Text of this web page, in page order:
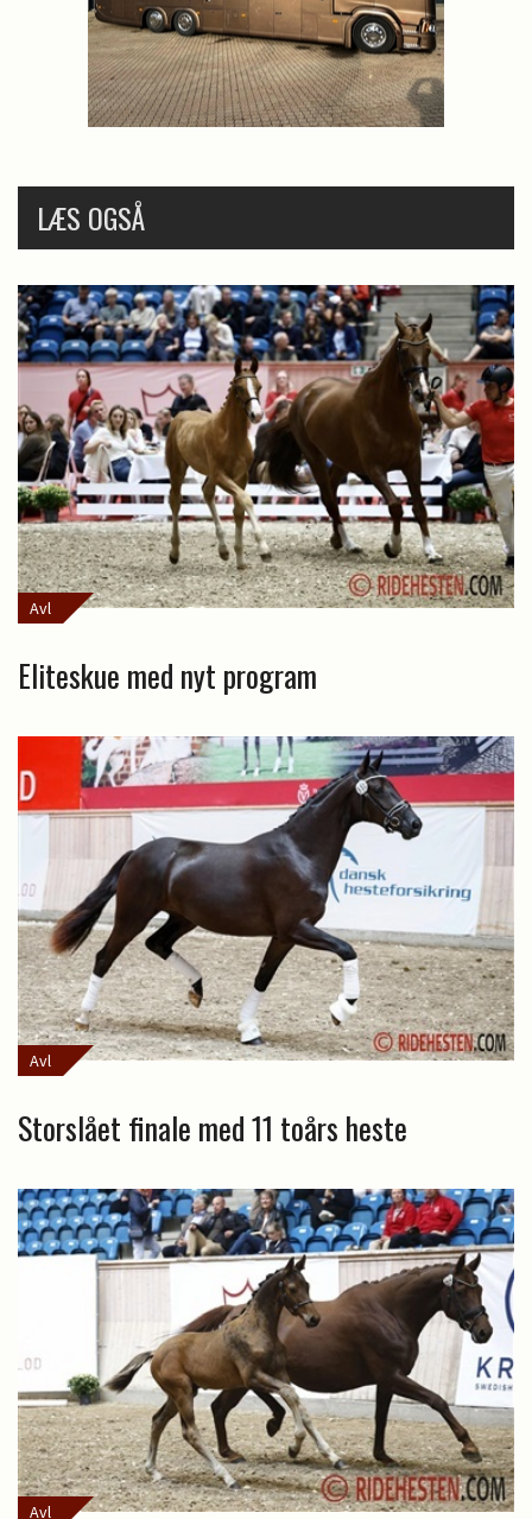
LÆS OGSÅ
Avl
Eliteskue med nyt program
Avl
Storslået finale med 11 toårs heste
Avl